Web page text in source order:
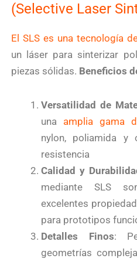
(Selective Laser
El SLS es una tecnología
un láser para sinterizar
piezas sólidas. Beneficios
Versatilidad de
una amplia gama
nylon, poliamida y
resistencia
Calidad y
mediante SLS
excelentes
para prototipos
Detalles Finos:
geometrías